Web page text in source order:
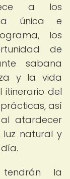
a los
única e
los
de
sabana
y la vida
itinerario del
así
atardecer
natural y
tendrán la